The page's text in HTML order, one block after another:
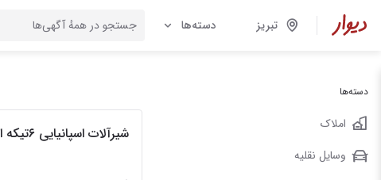
تبریز دسته‌ها
دسته‌ها
املاک
وسایل نقلیه
شیرآلات اسپانیایی ۶تیکه اعلم یونیکا